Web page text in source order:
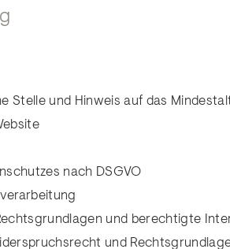
Stelle und Hinweis auf das
nach DSGVO
und berechtigte
und